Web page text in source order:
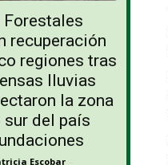
Forestales
recuperación
regiones tras
lluvias
la zona
sur del país
Escobar -